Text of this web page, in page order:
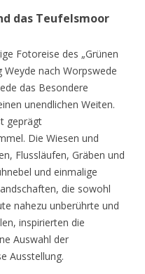
das Teufelsmoor
Fotoreise des „Grünen
Weyde nach Worpswede
das Besondere
unendlichen Weiten.
geprägt
Die Wiesen und
Flussläufen, Gräben und
und einmalige
die sowohl
nahezu unberührte und
inspirierten die
Auswahl der
Ausstellung.